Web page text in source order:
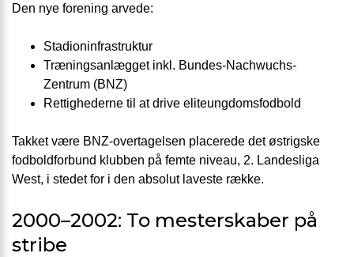
Den nye forening arvede:
Stadioninfrastruktur
Træningsanlægget inkl. Bundes-Nachwuchs-
Zentrum (BNZ)
Rettighederne til at drive eliteungdomsfodbold
Takket være BNZ-overtagelsen placerede det østrigske
fodboldforbund klubben på femte niveau, 2. Landesliga
West, i stedet for i den absolut laveste række.
2000–2002: To mesterskaber på
stribe